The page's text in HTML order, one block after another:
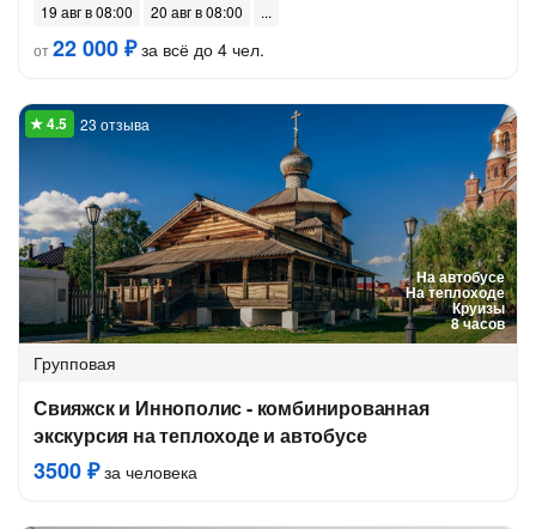
19 авг в 08:00
20 авг в 08:00
от22 000 ₽за всё до 4 чел.
На автобусе
На теплоходе
Круизы
8 часов
23 отзыва
Групповая
Свияжск и Иннополис - комбинированная
экскурсия на теплоходе и автобусе
3500 ₽за человека